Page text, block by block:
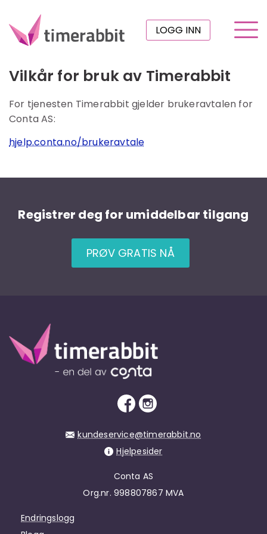
LOGG INN
Vilkår for bruk av Timerabbit
For tjenesten Timerabbit gjelder brukeravtalen for
Conta AS:
hjelp.conta.no/brukeravtale
Registrer deg for umiddelbar tilgang
PRØV GRATIS NÅ
kundeservice@timerabbit.no
Hjelpesider
Conta AS
Org.nr. 998807867 MVA
Endringslogg